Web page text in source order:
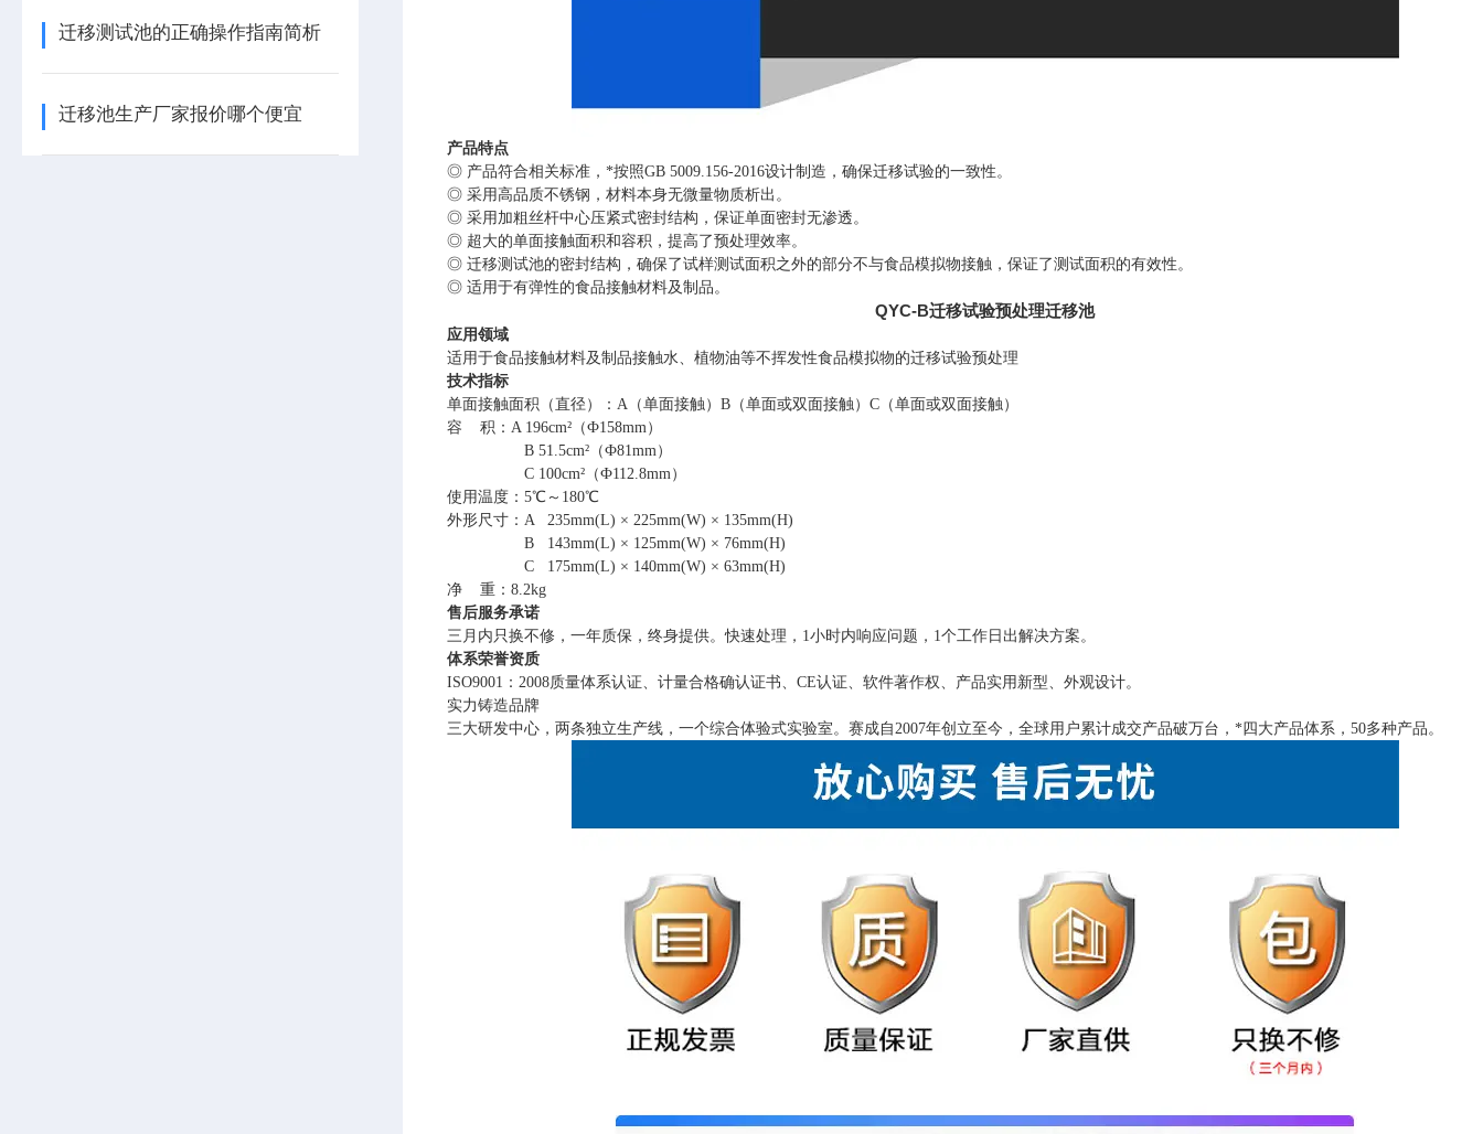
迁移测试池的正确操作指南简析
迁移池生产厂家报价哪个便宜
产品特点
◎ 产品符合相关标准，*按照GB 5009.156-2016设计制造，确保迁移试验的一致性。
◎ 采用高品质不锈钢，材料本身无微量物质析出。
◎ 采用加粗丝杆中心压紧式密封结构，保证单面密封无渗透。
◎ 超大的单面接触面积和容积，提高了预处理效率。
◎ 迁移测试池的密封结构，确保了试样测试面积之外的部分不与食品模拟物接触，保证了测试面积的有效性。
◎ 适用于有弹性的食品接触材料及制品。
QYC-B迁移试验预处理迁移池
应用领域
适用于食品接触材料及制品接触水、植物油等不挥发性食品模拟物的迁移试验预处理
技术指标
单面接触面积（直径）
： A（单面接触）B（单面或双面接触）C（单面或双面接触）
容
积 ： A 196cm²（Ф158mm）
B 51.5cm²（Ф81mm）
C 100cm²（Ф112.8mm）
使用温度 ： 5℃～180℃
外形尺寸 ： A 235mm(L) × 225mm(W) × 135mm(H)
B 143mm(L) × 125mm(W) × 76mm(H)
C 175mm(L) × 140mm(W) × 63mm(H)
净
重 ： 8.2kg
售后服务承诺
三月内只换不修，一年质保，终身提供。快速处理， 1小时内响应问题，1个工作日出解决方案。
体系荣誉资质
ISO9001：2008质量体系认证、计量合格确认证书、CE认证、软件著作权、产品实用新型、外观设计。
实力铸造品牌
三大研发中心，两条独立生产线，一个综合体验式实验室。赛成自2007年创立至今，全球用户累计成交产品破万台，*四大产品体系，50多种产品。